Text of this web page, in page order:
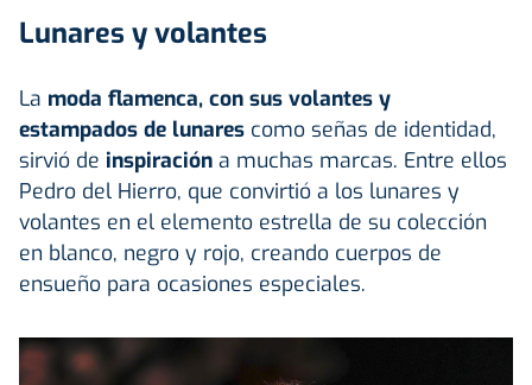
Lunares y volantes
La moda flamenca, con sus volantes y
estampados de lunares como señas de identidad,
sirvió de inspiración a muchas marcas. Entre ellos
Pedro del Hierro, que convirtió a los lunares y
volantes en el elemento estrella de su colección
en blanco, negro y rojo, creando cuerpos de
ensueño para ocasiones especiales.